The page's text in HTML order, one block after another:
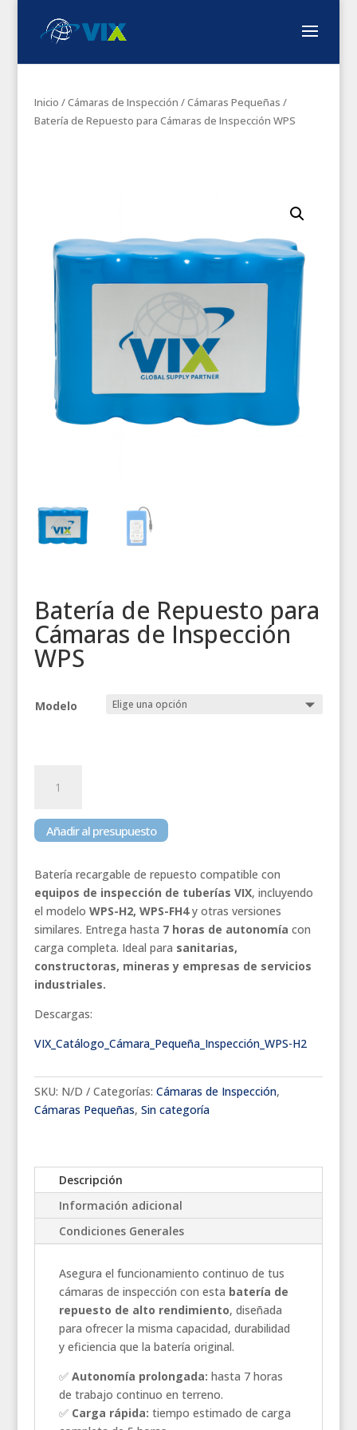
Inicio /Cámaras de Inspección /Cámaras Pequeñas /
Batería de Repuesto para Cámaras de Inspección WPS
Batería de Repuesto para
Cámaras de Inspección
WPS
Modelo
para
Cámaras
Inspección
WPS
cantidad
Añadir al presupuesto
Batería recargable de repuesto compatible con
equipos de inspección de tuberías VIX, incluyendo
el modelo WPS-H2, WPS-FH4y otras versiones
similares. Entrega hasta 7 horas de autonomía con
carga completa. Ideal para sanitarias,
constructoras, mineras y empresas de servicios
industriales.
Descargas:
VIX_Catálogo_Cámara_Pequeña_Inspección_WPS-H2
SKU: N/D Categorías: Cámaras de Inspección,
Cámaras Pequeñas, Sin categoría
Descripción
Información adicional
Condiciones Generales
Asegura el funcionamiento continuo de tus
cámaras de inspección con esta batería de
repuesto de alto rendimiento, diseñada
para ofrecer la misma capacidad, durabilidad
y eficiencia que la batería original.
✅ Autonomía prolongada: hasta 7 horas
de trabajo continuo en terreno.
✅ Carga rápida: tiempo estimado de carga